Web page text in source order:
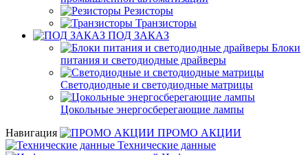
Резисторы
Транзисторы
ПОД ЗАКАЗ
Блоки
питания и светодиодные драйверы
Светодиодные и светодиодные матрицы
Цокольные энергосберегающие лампы
Навигация
ПРОМО АКЦИИ
Технические данные